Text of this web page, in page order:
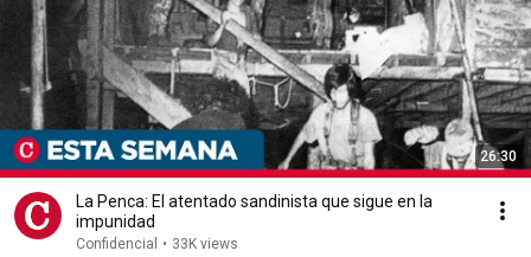
26:30
La Penca: El atentado sandinista que sigue en la
impunidad
Confidencial • 33K views